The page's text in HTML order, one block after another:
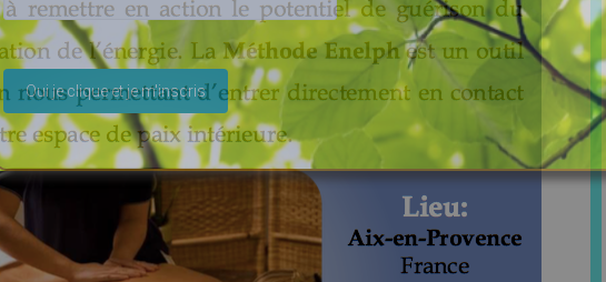
Veuillez laisser ce champ vide.